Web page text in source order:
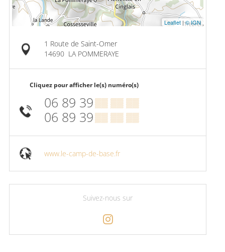
Leaflet |© IGN
1 Route de Saint-Omer
14690 LA POMMERAYE
Cliquez pour afficher le(s) numéro(s)
06 89 39▒▒ ▒▒ ▒▒
06 89 39▒▒ ▒▒ ▒▒
www.le-camp-de-base.fr
Suivez-nous sur